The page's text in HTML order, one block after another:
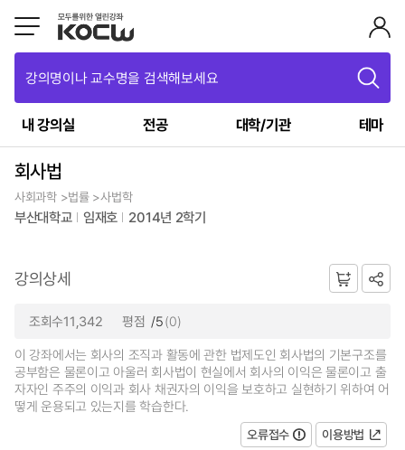
강의명이나 교수명을 검색해보세요
내 강의실 전공 대학/기관 테마
회사법
사회과학 >법률 >사법학
부산대학교 임재호 2014년 2학기
강의상세
조회수11,342 평점 /5(0)
이 강좌에서는 회사의 조직과 활동에 관한 법제도인 회사법의 기본구조를
공부함은 물론이고 아울러 회사법이 현실에서 회사의 이익은 물론이고 출
자자인 주주의 이익과 회사 채권자의 이익을 보호하고 실현하기 위하여 어
떻게 운용되고 있는지를 학습한다.
오류접수
이용방법